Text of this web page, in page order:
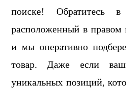
поиске! Обратитесь
расположенный в правом
и мы оперативно
товар. Даже если ваш
уникальных позиций,